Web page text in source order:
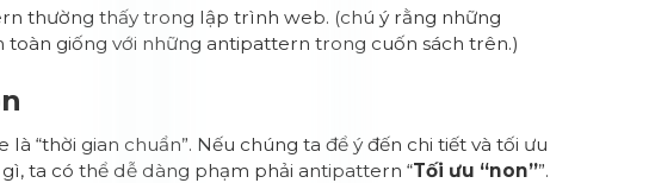
thường thấy trong lập trình web. (chú ý rằng những
giống với những antipattern trong cuốn sách trên.)
“thời gian chuẩn”. Nếu chúng ta để ý đến chi tiết và tối ưu
ta có thể dễ dàng phạm phải antipattern “Tối ưu “non””.